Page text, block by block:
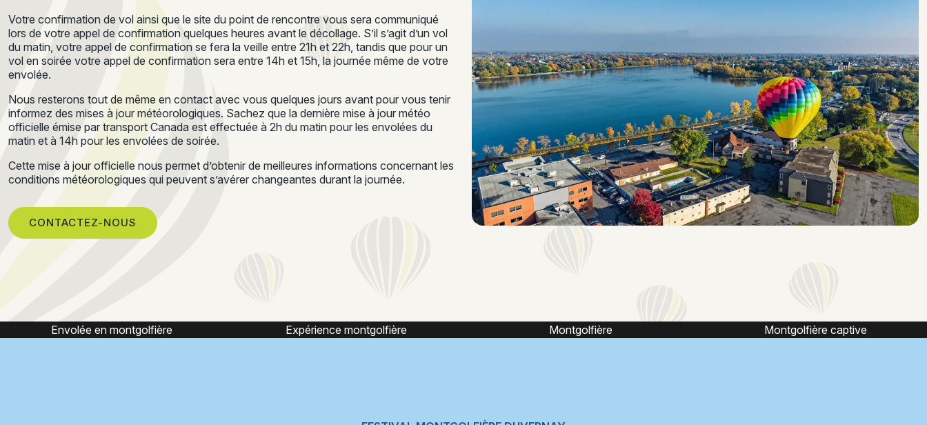
Votre confirmation de vol ainsi que le site du point de rencontre vous sera communiqué
lors de votre appel de confirmation quelques heures avant le décollage. S’il s’agit d’un vol
du matin, votre appel de confirmation se fera la veille entre 21h et 22h, tandis que pour un
vol en soirée votre appel de confirmation sera entre 14h et 15h, la journée même de votre
envolée.
Nous resterons tout de même en contact avec vous quelques jours avant pour vous tenir
informez des mises à jour météorologiques. Sachez que la dernière mise à jour météo
officielle émise par transport Canada est effectuée à 2h du matin pour les envolées du
matin et à 14h pour les envolées de soirée.
Cette mise à jour officielle nous permet d’obtenir de meilleures informations concernant les
conditions météorologiques qui peuvent s’avérer changeantes durant la journée.
CONTACTEZ-NOUS
Expérience montgolfière Montgolfière Montgolfière captive Vol captif